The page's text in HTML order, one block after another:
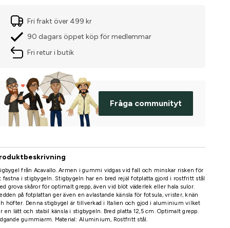
Fri frakt över 499 kr
90 dagars öppet köp för medlemmar
Fri retur i butik
Fråga communityt
från Acavallo. Armen i gummi vidgas vid fall och minskar risken för
fastna i stigbygeln. Stigbygeln har en bred rejäl fotplatta gjord i rostfritt stål
grova skåror för optimalt grepp, även vid blöt väderlek eller hala sulor.
på fotplattan ger även en avlastande känsla för fotsula, vrister, knän
höfter. Denna stigbygel är tillverkad i Italien och gjod i aluminium vilket
en lätt och stabil känsla i stigbygeln. Bred platta 12,5 cm. Optimalt grepp.
gummiarm. Material: Aluminium, Rostfritt stål.